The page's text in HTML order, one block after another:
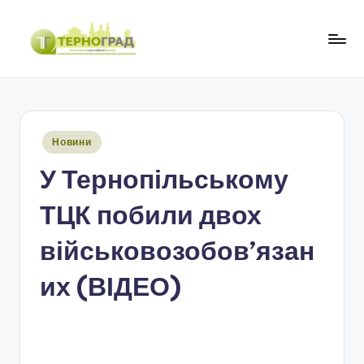
Перейти
Опубліковано
Новини
У Тернопільському
ТЦК побили двох
військовозобов’язан
их (ВІДЕО)